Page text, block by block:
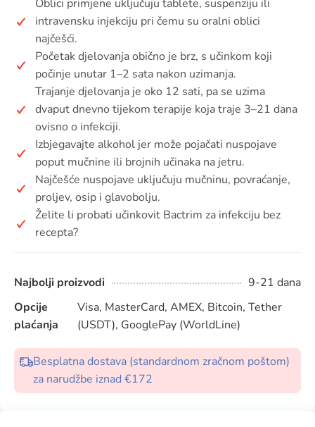
Oblici primjene uključuju tablete, suspenziju ili
intravensku injekciju pri čemu su oralni oblici
najčešći.
Početak djelovanja obično je brz, s učinkom koji
počinje unutar 1–2 sata nakon uzimanja.
Trajanje djelovanja je oko 12 sati, pa se uzima
dvaput dnevno tijekom terapije koja traje 3–21 dana
ovisno o infekciji.
Izbjegavajte alkohol jer može pojačati nuspojave
poput mučnine ili brojnih učinaka na jetru.
Najčešće nuspojave uključuju mučninu, povraćanje,
proljev, osip i glavobolju.
Želite li probati učinkovit Bactrim za infekciju bez
recepta?
Najbolji proizvodi
9-21 dana
Opcije
plaćanja
Visa, MasterCard, AMEX, Bitcoin, Tether
(USDT), GooglePay (WorldLine)
Besplatna dostava (standardnom zračnom poštom)
za narudžbe iznad €172